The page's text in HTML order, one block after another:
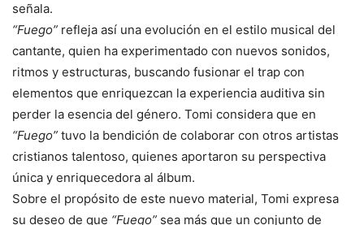
señala.
“Fuego” refleja así una evolución en el estilo musical del
cantante, quien ha experimentado con nuevos sonidos,
ritmos y estructuras, buscando fusionar el trap con
elementos que enriquezcan la experiencia auditiva sin
perder la esencia del género. Tomi considera que en
“Fuego” tuvo la bendición de colaborar con otros artistas
cristianos talentoso, quienes aportaron su perspectiva
única y enriquecedora al álbum.
Sobre el propósito de este nuevo material, Tomi expresa
su deseo de que “Fuego” sea más que un conjunto de